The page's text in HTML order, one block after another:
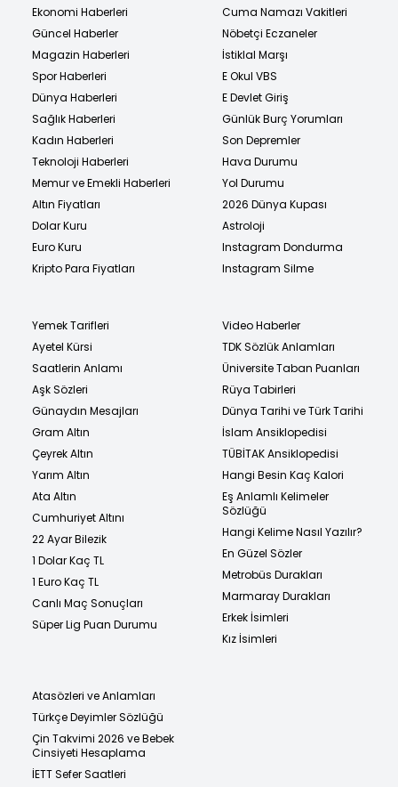
Ekonomi Haberleri
Güncel Haberler
Magazin Haberleri
Spor Haberleri
Dünya Haberleri
Sağlık Haberleri
Kadın Haberleri
Teknoloji Haberleri
Memur ve Emekli Haberleri
Altın Fiyatları
Dolar Kuru
Euro Kuru
Kripto Para Fiyatları
Cuma Namazı Vakitleri
Nöbetçi Eczaneler
İstiklal Marşı
E Okul VBS
E Devlet Giriş
Günlük Burç Yorumları
Son Depremler
Hava Durumu
Yol Durumu
2026 Dünya Kupası
Astroloji
Instagram Dondurma
Instagram Silme
Yemek Tarifleri
Ayetel Kürsi
Saatlerin Anlamı
Aşk Sözleri
Günaydın Mesajları
Gram Altın
Çeyrek Altın
Yarım Altın
Ata Altın
Cumhuriyet Altını
22 Ayar Bilezik
1 Dolar Kaç TL
1 Euro Kaç TL
Canlı Maç Sonuçları
Süper Lig Puan Durumu
Video Haberler
TDK Sözlük Anlamları
Üniversite Taban Puanları
Rüya Tabirleri
Dünya Tarihi ve Türk Tarihi
İslam Ansiklopedisi
TÜBİTAK Ansiklopedisi
Hangi Besin Kaç Kalori
Eş Anlamlı Kelimeler
Sözlüğü
Hangi Kelime Nasıl Yazılır?
En Güzel Sözler
Metrobüs Durakları
Marmaray Durakları
Erkek İsimleri
Kız İsimleri
Atasözleri ve Anlamları
Türkçe Deyimler Sözlüğü
Çin Takvimi 2026 ve Bebek
Cinsiyeti Hesaplama
İETT Sefer Saatleri